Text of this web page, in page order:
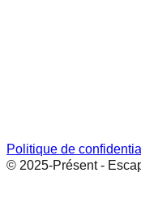
Politique de
© 2025-Présent -